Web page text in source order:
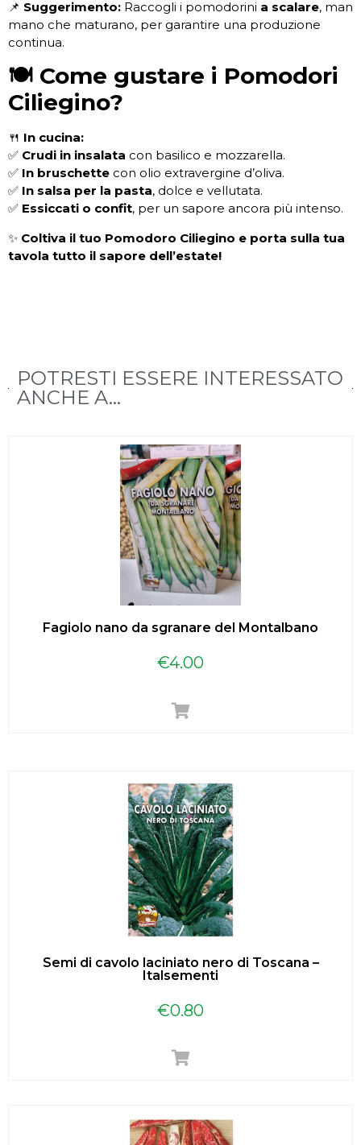
📌 Suggerimento: Raccogli i pomodorini a scalare, man
mano che maturano, per garantire una produzione
continua.
🍽️ Come gustare i Pomodori
Ciliegino?
🍴 In cucina:
✅ Crudi in insalata con basilico e mozzarella.
✅ In bruschette con olio extravergine d’oliva.
✅ In salsa per la pasta, dolce e vellutata.
✅ Essiccati o confit, per un sapore ancora più intenso.
✨ Coltiva il tuo Pomodoro Ciliegino e porta sulla tua
tavola tutto il sapore dell’estate!
POTRESTI ESSERE INTERESSATO
ANCHE A...
Fagiolo nano da sgranare del Montalbano
€4.00
Semi di cavolo laciniato nero di Toscana –
Italsementi
€0.80